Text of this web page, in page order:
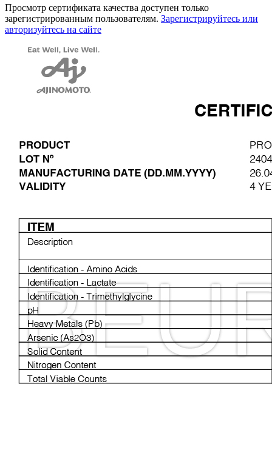
Просмотр сертификата качества доступен только
зарегистрированным пользователям. Зарегистрируйтесь или
авторизуйтесь на сайте